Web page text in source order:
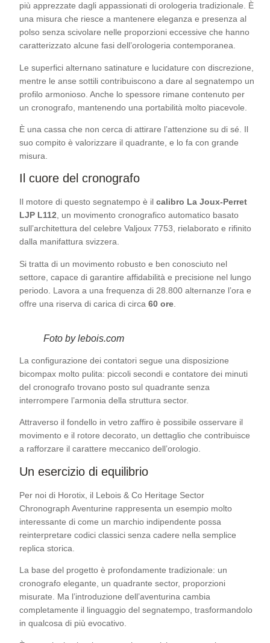
più apprezzate dagli appassionati di orologeria tradizionale. È
una misura che riesce a mantenere eleganza e presenza al
polso senza scivolare nelle proporzioni eccessive che hanno
caratterizzato alcune fasi dell’orologeria contemporanea.
Le superfici alternano satinature e lucidature con discrezione,
mentre le anse sottili contribuiscono a dare al segnatempo un
profilo armonioso. Anche lo spessore rimane contenuto per
un cronografo, mantenendo una portabilità molto piacevole.
È una cassa che non cerca di attirare l’attenzione su di sé. Il
suo compito è valorizzare il quadrante, e lo fa con grande
misura.
Il cuore del cronografo
Il motore di questo segnatempo è il calibro La Joux-Perret
LJP L112, un movimento cronografico automatico basato
sull’architettura del celebre Valjoux 7753, rielaborato e rifinito
dalla manifattura svizzera.
Si tratta di un movimento robusto e ben conosciuto nel
settore, capace di garantire affidabilità e precisione nel lungo
periodo. Lavora a una frequenza di 28.800 alternanze l’ora e
offre una riserva di carica di circa 60 ore
Foto by lebois.com
La configurazione dei contatori segue una disposizione
bicompax molto pulita: piccoli secondi e contatore dei minuti
del cronografo trovano posto sul quadrante senza
interrompere l’armonia della struttura sector.
Attraverso il fondello in vetro zaffiro è possibile osservare il
movimento e il rotore decorato, un dettaglio che contribuisce
a rafforzare il carattere meccanico dell’orologio.
Un esercizio di equilibrio
Per noi di Horotix, il Lebois & Co Heritage Sector
Chronograph Aventurine rappresenta un esempio molto
interessante di come un marchio indipendente possa
reinterpretare codici classici senza cadere nella semplice
replica storica.
La base del progetto è profondamente tradizionale: un
cronografo elegante, un quadrante sector, proporzioni
misurate. Ma l’introduzione dell’aventurina cambia
completamente il linguaggio del segnatempo, trasformandolo
in qualcosa di più evocativo.